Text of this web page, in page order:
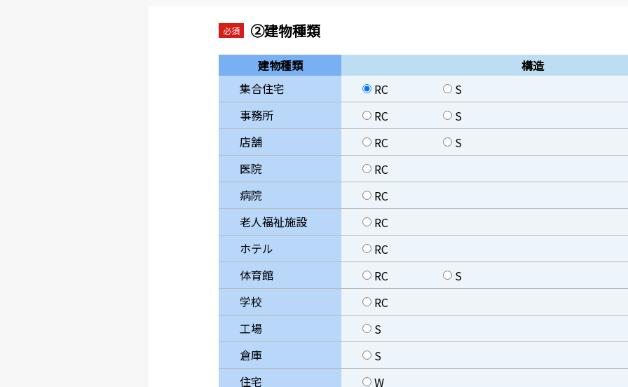
必須 ②建物種類
建物種類
構造
集合住宅
RC
S
事務所
RC
S
店舗
RC
S
医院
RC
病院
RC
老人福祉施設
RC
ホテル
RC
体育館
RC
S
学校
RC
工場
S
倉庫
S
住宅
W